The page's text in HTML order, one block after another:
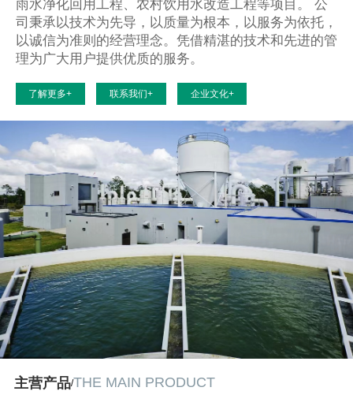
雨水净化回用工程、农村饮用水改造工程等项目。 公
司秉承以技术为先导，以质量为根本，以服务为依托，
以诚信为准则的经营理念。凭借精湛的技术和先进的管
理为广大用户提供优质的服务。
了解更多+ 联系我们+ 企业文化+
主营产品/THE MAIN PRODUCT